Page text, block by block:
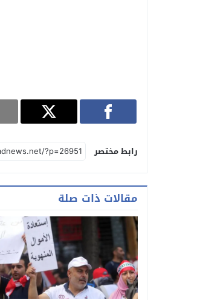
رابط مختصر
مقالات ذات صلة